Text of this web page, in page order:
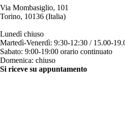
Via Mombasiglio, 101
Torino, 10136 (Italia)
Lunedì chiuso
Martedì-Venerdì: 9:30-12:30 / 15.00-
Sabato: 9:00-19:00 orario continuato
Domenica: chiuso
Si riceve su appuntamento